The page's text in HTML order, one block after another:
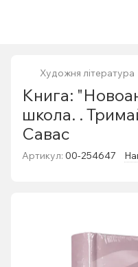
Художня література
Книга:
школа. .
Савас
Артикул: 00-254647